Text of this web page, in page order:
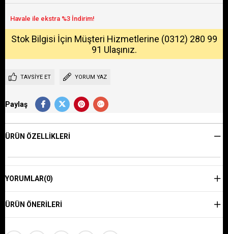
Stok Bilgisi İçin Müşteri Hizmetlerine (0312) 280 99
91 Ulaşınız.
TAVSIYE ET YORUM YAZ
Paylaş
ÜRÜN ÖZELLIKLERI
YORUMLAR(0)
ÜRÜN ÖNERILERI